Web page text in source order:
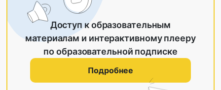
Доступ к образовательным
материалам и интерактивному плееру
по образовательной подписке
Подробнее